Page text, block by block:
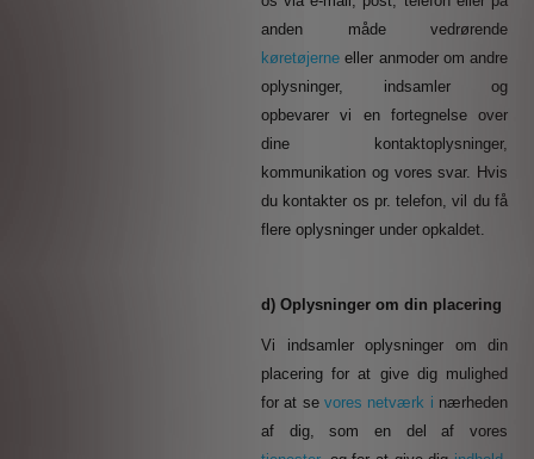
anden måde vedrørende
køretøjerneeller anmoder om andre
oplysninger, indsamler og
opbevarer vi en fortegnelse over
dine kontaktoplysninger,
kommunikation og vores svar. Hvis
du kontakter os pr. telefon, vil du få
flere oplysninger under opkaldet.
d) Oplysninger om din placering
Vi indsamler oplysninger om din
placering for at give dig mulighed
for at se vores netværk i nærheden
af dig, som en del af vores